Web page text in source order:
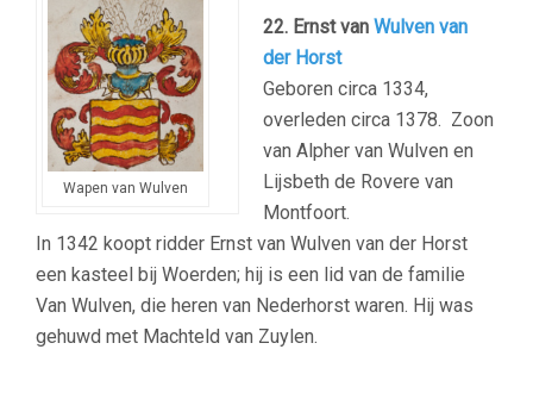
Wapen van Wulven
22. Ernst van Wulven van
der Horst
Geboren circa 1334,
overleden circa 1378. Zoon
van Alpher van Wulven en
Lijsbeth de Rovere van
Montfoort.
In 1342 koopt ridder Ernst van Wulven van der Horst
een kasteel bij Woerden; hij is een lid van de familie
Van Wulven, die heren van Nederhorst waren. Hij was
gehuwd met Machteld van Zuylen.